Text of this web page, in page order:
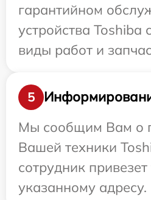
гарантийном
устройства Toshiba
виды работ и
5
Мы сообщим Вам о
Вашей техники
сотрудник
указанному адресу.